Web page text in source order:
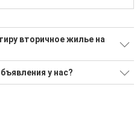
вторичное жилье на
квартиру вторичное
у нас?